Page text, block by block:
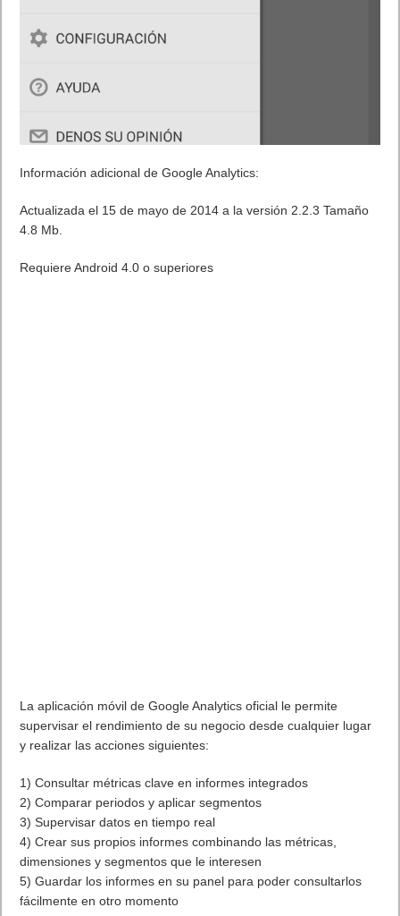
Información adicional de Google Analytics:
Actualizada el 15 de mayo de 2014 a la versión 2.2.3 Tamaño
4.8 Mb.
Requiere Android 4.0 o superiores
La aplicación móvil de Google Analytics oficial le permite
supervisar el rendimiento de su negocio desde cualquier lugar
y realizar las acciones siguientes:
1) Consultar métricas clave en informes integrados
2) Comparar periodos y aplicar segmentos
3) Supervisar datos en tiempo real
4) Crear sus propios informes combinando las métricas,
dimensiones y segmentos que le interesen
5) Guardar los informes en su panel para poder consultarlos
fácilmente en otro momento